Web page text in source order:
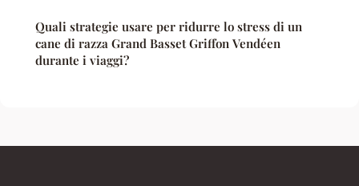
Quali strategie usare per ridurre lo stress di un
cane di razza Grand Basset Griffon Vendéen
durante i viaggi?